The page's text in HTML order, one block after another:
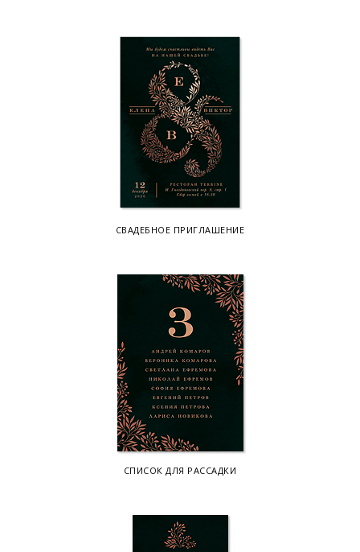
СВАДЕБНОЕ ПРИГЛАШЕНИЕ
СПИСОК ДЛЯ РАССАДКИ